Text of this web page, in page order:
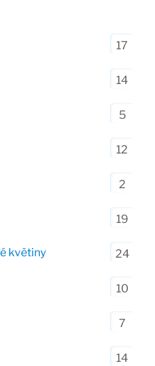
17
14
5
12
2
19
květiny 24
10
7
14